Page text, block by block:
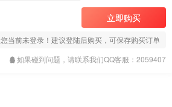
立即购买
您当前未登录！建议登陆后购买，可保存购买订单
如果碰到问题，请联系我们QQ客服：2059407